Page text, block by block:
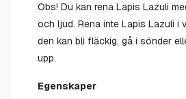
Obs! Du kan rena Lapis Lazuli
och ljud. Rena inte Lapis Lazuli i
den kan bli fläckig, gå i sönder
upp.
Egenskaper